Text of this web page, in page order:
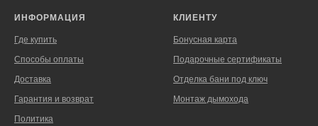
ИНФОРМАЦИЯ
Где купить
Способы оплаты
Доставка
Гарантия и возврат
Политика
КЛИЕНТУ
Бонусная карта
Подарочные сертификаты
Отделка бани под ключ
Монтаж дымохода